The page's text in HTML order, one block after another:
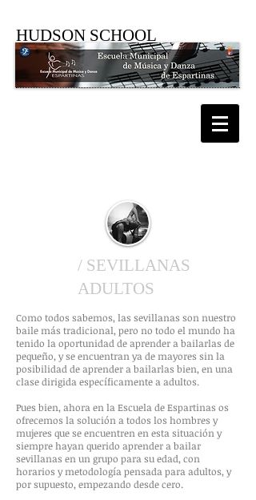
HUDSON SCHOOL
/ SEVILLANAS
ADULTOS
Como todos sabemos, las sevillanas son nuestro
baile más tradicional, pero no todo el mundo ha
tenido la oportunidad de aprender a bailarlas de
pequeño, y se encuentran ya de mayores sin la
posibilidad de aprender a bailarlas bien, en una
clase dirigida específicamente a adultos.
Pues bien, ahora en la Escuela de Espartinas os
ofrecemos la solución a todos los hombres y
mujeres que se encuentren en esta situación y
siempre hayan querido aprender a bailar
sevillanas en un grupo para su edad, con
horarios y metodología pensada para adultos, y
por supuesto, empezando desde cero.